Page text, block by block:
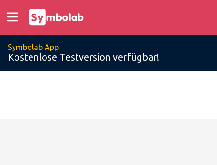
Symbolab App
Kostenlose Testversion verfügbar!